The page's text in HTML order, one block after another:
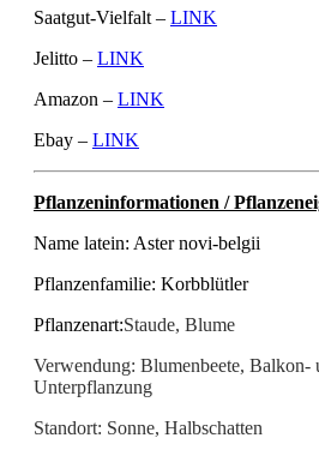
Saatgut-Vielfalt – LINK
Jelitto – LINK
Amazon – LINK
Ebay – LINK
Pflanzeninformationen /
Name latein: Aster novi-belgii
Pflanzenfamilie: Korbblütler
Pflanzenart:Staude, Blume
Verwendung: Blumenbeete, Balkon-
Unterpflanzung
Standort: Sonne, Halbschatten